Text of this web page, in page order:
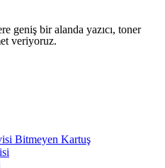
geniş bir alanda yazıcı, toner
veriyoruz.
Bitmeyen Kartuş